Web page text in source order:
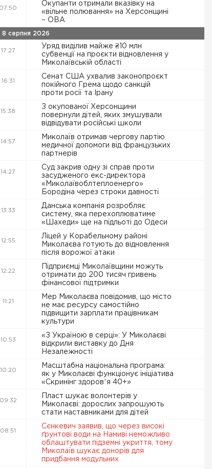
07:50
Окупанти отримали вказівку на
«вільне полювання» на Херсонщині
– ОВА
8 серпня 2026
17:27
Уряд виділив майже ₴10 млн
субвенції на проєкти відновлення у
Миколаївській області
16:31
Сенат США ухвалив законопроєкт
покійного Грема щодо санкцій
проти росії та Ірану
15:38
З окупованої Херсонщини
повернули дітей, яких змушували
відвідувати російські школи
14:57
Миколаїв отримав чергову партію
медичної допомоги від французьких
партнерів
14:27
Суд закрив одну зі справ проти
засудженого екс-директора
«Миколаївоблтеплоенерго»
Бородіна через строки давності
13:33
Данська компанія розробляє
систему, яка перехоплюватиме
«Шахеди» ще на підльоті до Одеси
12:55
Ліцей у Корабельному районі
Миколаєва готують до відновлення
після ворожої атаки
12:22
Підприємці Миколаївщини можуть
отримати до 200 тисяч гривень
фінансової підтримки
11:21
Мер Миколаєва повідомив, що місто
не має ресурсу самостійно
підвищити зарплати працівникам
культури
10:53
«З Україною в серці»: У Миколаєві
відкрили виставку до Дня
Незалежності
10:20
Масштабна національна програма:
як у Миколаєві функціонує ініціатива
«Скринінг здоровʼя 40+»
09:32
Пласт шукає волонтерів у
Миколаєві: дорослих запрошують
стати наставниками для дітей
08:51
Сєнкевич заявив, що через високі
ґрунтові води на Намиві неможливо
облаштувати підземні укриття, тому
Миколаїв шукає донорів для
придбання модульних